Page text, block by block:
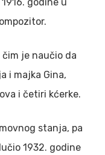
je naučio da
i majka Gina,
i četiri kćerke.
stanja, pa
1932. godine